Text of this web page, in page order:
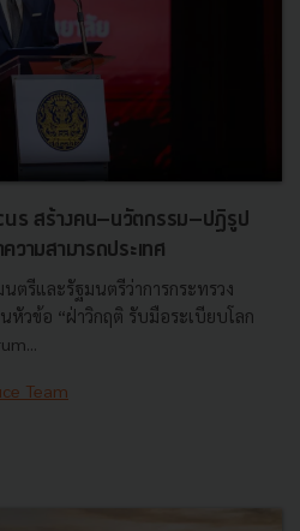
สร้างคน–นวัตกรรม–ปฏิรูป
วามสามารถประเทศ
รีและรัฐมนตรีว่าการกระทรวง
หัวข้อ “ฝ่าวิกฤติ รับมือระเบียบโลก
Team